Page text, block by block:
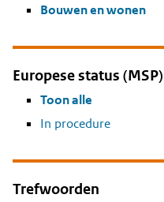
Bouwen en wonen
Europese status (MSP)
Toon alle
In procedure
Trefwoorden